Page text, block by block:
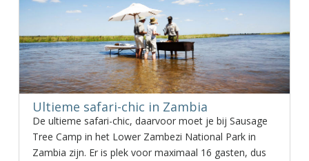
Ultieme safari-chic in Zambia
De ultieme safari-chic, daarvoor moet je bij Sausage
Tree Camp in het Lower Zambezi National Park in
Zambia zijn. Er is plek voor maximaal 16 gasten, dus